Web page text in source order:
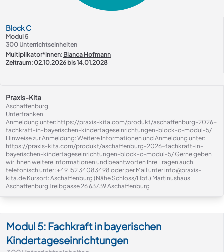
BlockC
Modul 5
300 Unterrichtseinheiten
Multiplikator*innen: Bianca Hofmann
Zeitraum: 02.10.2026 bis 14.01.2028
Praxis-Kita
Aschaffenburg
Unterfranken
Anmeldung unter: https://praxis-kita.com/produkt/aschaffenburg-2026-
fachkraft-in-bayerischen-kindertageseinrichtungen-block-c-modul-5/
Hinweise zur Anmeldung: Weitere Informationen und Anmeldung unter:
https://praxis-kita.com/produkt/aschaffenburg-2026-fachkraft-in-
bayerischen-kindertageseinrichtungen-block-c-modul-5/ Gerne geben
wir Ihnen weitere Informationen und beantworten Ihre Fragen auch
telefonisch unter: +49 152 34083498 oder per Mail unter info@praxis-
kita.de Kursort: Aschaffenburg (Nähe Schloss/Hbf.) Martinushaus
Aschaffenburg Treibgasse 26 63739 Aschaffenburg
Modul 5: Fachkraft in bayerischen
Kindertageseinrichtungen